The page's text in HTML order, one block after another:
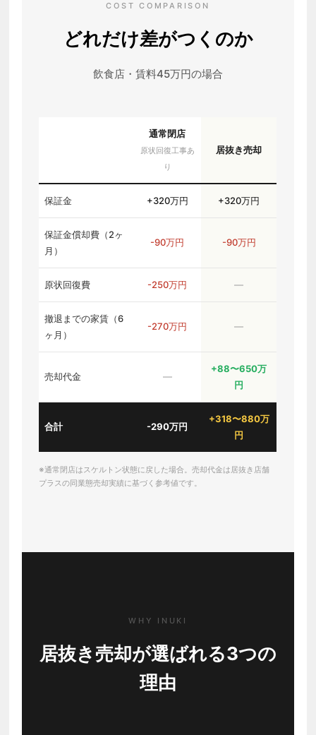
COST COMPARISON
どれだけ差がつくのか
飲食店・賃料45万円の場合
通常閉店
原状回復工事あ
り
居抜き売却
保証金 +320万円 +320万円
保証金償却費（2ヶ
月）
-90万円 -90万円
原状回復費 -250万円 ―
撤退までの家賃（6
ヶ月）
-270万円 ―
売却代金 ―
+88〜650万
円
合計 -290万円
+318〜880万
円
※通常閉店はスケルトン状態に戻した場合。売却代金は居抜き店舗
プラスの同業態売却実績に基づく参考値です。
WHY INUKI
居抜き売却が選ばれる3つの
理由